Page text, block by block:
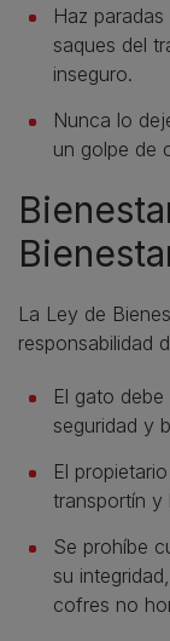
Haz
saques del
inseguro.
Nunca lo
un golpe de
La Ley de
responsabilidad
El gato
seguridad y
El
transportín y
Se prohíbe
su
cofres no